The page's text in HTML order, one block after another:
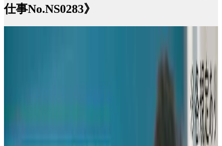
仕事No.NS0283》